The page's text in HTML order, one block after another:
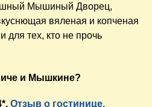
Мышиный Дворец,
вяленая и копченая
для тех, кто не прочь
и Мышкине?
Отзыв о гостинице.